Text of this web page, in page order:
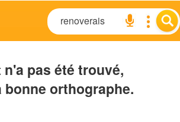
pas été trouvé,
orthographe.